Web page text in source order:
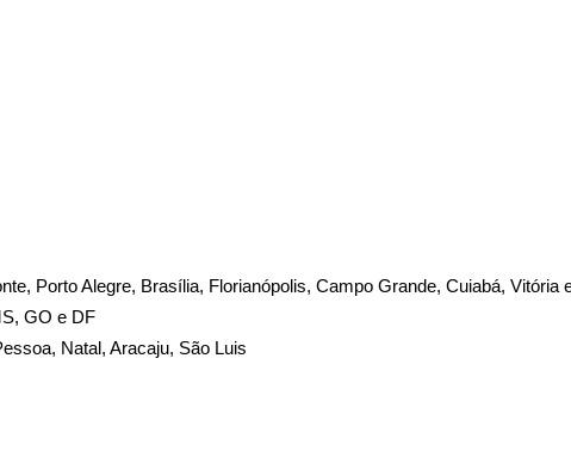
Porto Alegre, Brasília, Florianópolis, Campo Grande, Cuiabá, Vitória
GO e DF
Natal, Aracaju, São Luis